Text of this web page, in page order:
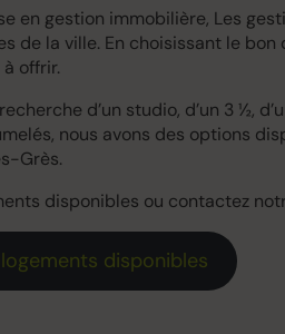
en gestion immobilière, Les
de la ville. En choisissant le
offrir.
d’un studio, d’un 3 ½,
nous avons des options
Grès.
disponibles ou contactez
disponibles